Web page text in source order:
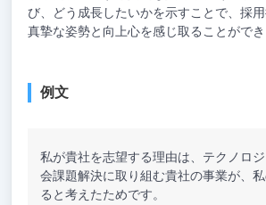
び、どう成長したいかを示すことで、採
真摯な姿勢と向上心を感じ取ることができ
例文
私が貴社を志望する理由は、テクノロ
会課題解決に取り組む貴社の事業が、
ると考えたためです。